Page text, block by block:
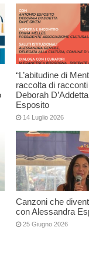
“L’abitudine di
raccolta di
Deborah
Esposito
14 Luglio 2026
Canzoni che
con Alessandra
25 Giugno 2026